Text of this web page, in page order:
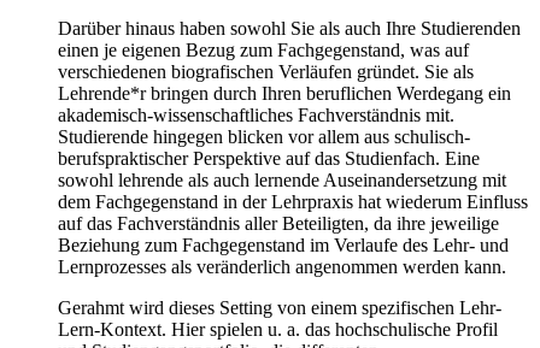
Darüber hinaus haben sowohl Sie als auch Ihre Studierenden
einen je eigenen Bezug zum Fachgegenstand, was auf
verschiedenen biografischen Verläufen gründet. Sie als
Lehrende*r bringen durch Ihren beruflichen Werdegang ein
akademisch-wissenschaftliches Fachverständnis mit.
Studierende hingegen blicken vor allem aus schulisch-
berufspraktischer Perspektive auf das Studienfach. Eine
sowohl lehrende als auch lernende Auseinandersetzung mit
dem Fachgegenstand in der Lehrpraxis hat wiederum Einfluss
auf das Fachverständnis aller Beteiligten, da ihre jeweilige
Beziehung zum Fachgegenstand im Verlaufe des Lehr- und
Lernprozesses als veränderlich angenommen werden kann.
Gerahmt wird dieses Setting von einem spezifischen Lehr-
Lern-Kontext. Hier spielen u. a. das hochschulische Profil